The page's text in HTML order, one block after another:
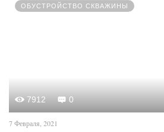
ОБУСТРОЙСТВО СКВАЖИНЫ
7912 0
7 Февраля, 2021